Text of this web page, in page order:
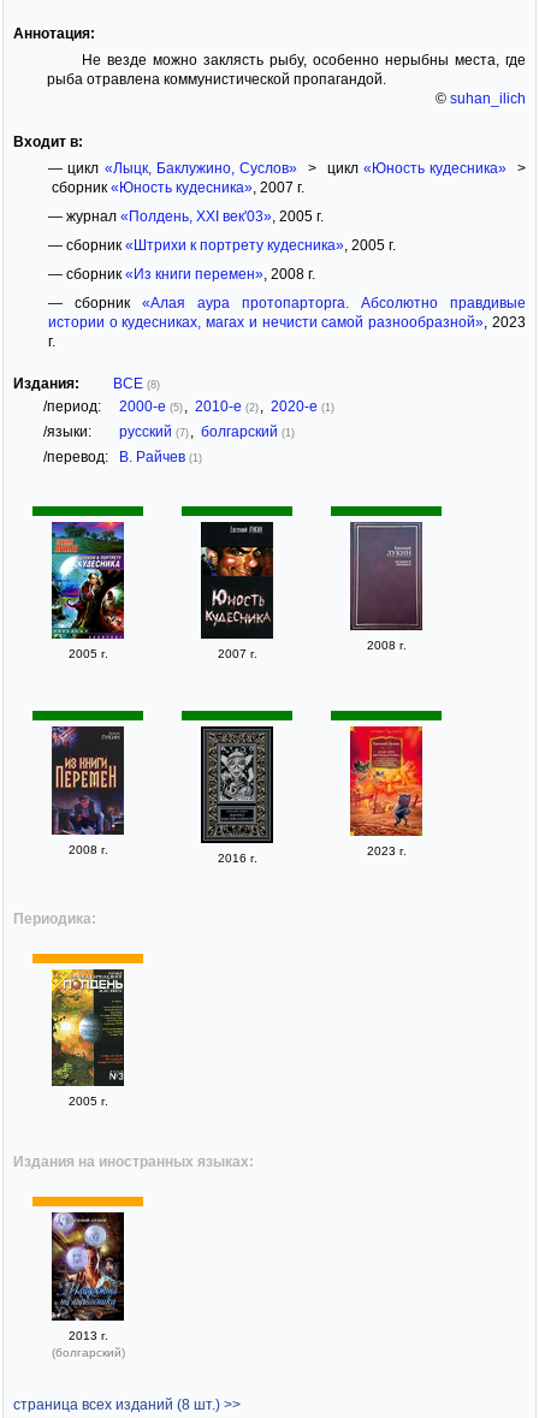
Аннотация:
Не везде можно заклясть рыбу, особенно нерыбны места, где
рыба отравлена коммунистической пропагандой.
© suhan_ilich
Входит в:
— цикл «Лыцк, Баклужино, Суслов» > цикл «Юность кудесника» >
сборник «Юность кудесника», 2007 г.
— журнал «Полдень, ХХI век'03», 2005 г.
— сборник «Штрихи к портрету кудесника», 2005 г.
— сборник «Из книги перемен», 2008 г.
— сборник «Алая аура протопарторга. Абсолютно правдивые
истории о кудесниках, магах и нечисти самой разнообразной» , 2023
г.
Издания: ВСЕ (8)
/период: 2000-е (5) 2010-е (2) 2020-е (1)
/языки: русский (7) болгарский (1)
/перевод: В. Райчев (1)
2005 г. 2007 г.
2008 г.
2008 г.
2016 г.
2023 г.
Периодика:
2005 г.
Издания на иностранных языках:
2013 г.
(болгарский)
страница всех изданий (8 шт.) >>